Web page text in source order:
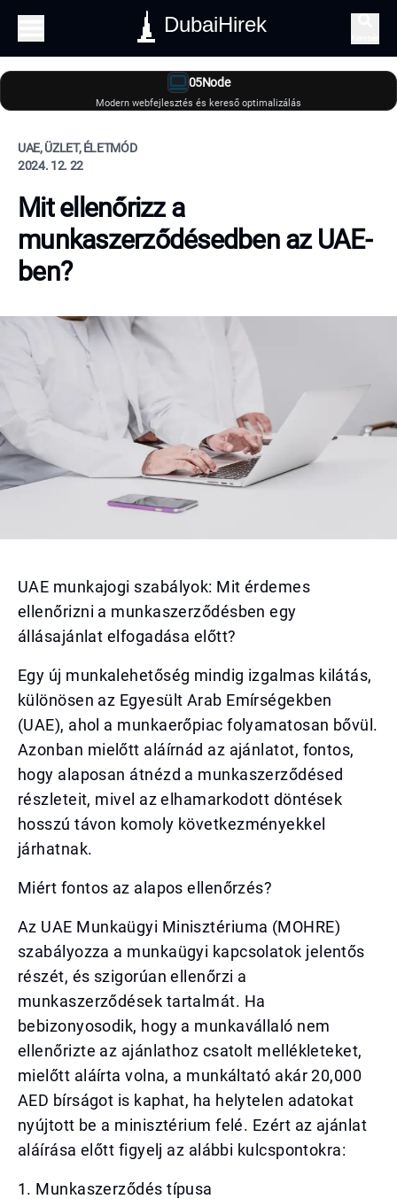
DubaiHirek
05Node
Modern webfejlesztés és kereső optimalizálás
UAE, ÜZLET, ÉLETMÓD
2024. 12. 22
Mit ellenőrizz a
munkaszerződésedben az UAE-
ben?
UAE munkajogi szabályok: Mit érdemes
ellenőrizni a munkaszerződésben egy
állásajánlat elfogadása előtt?
Egy új munkalehetőség mindig izgalmas kilátás,
különösen az Egyesült Arab Emírségekben
(UAE), ahol a munkaerőpiac folyamatosan bővül.
Azonban mielőtt aláírnád az ajánlatot, fontos,
hogy alaposan átnézd a munkaszerződésed
részleteit, mivel az elhamarkodott döntések
hosszú távon komoly következményekkel
járhatnak.
Miért fontos az alapos ellenőrzés?
Az UAE Munkaügyi Minisztériuma (MOHRE)
szabályozza a munkaügyi kapcsolatok jelentős
részét, és szigorúan ellenőrzi a
munkaszerződések tartalmát. Ha
bebizonyosodik, hogy a munkavállaló nem
ellenőrizte az ajánlathoz csatolt mellékleteket,
mielőtt aláírta volna, a munkáltató akár 20,000
AED bírságot is kaphat, ha helytelen adatokat
nyújtott be a minisztérium felé. Ezért az ajánlat
aláírása előtt figyelj az alábbi kulcspontokra:
1. Munkaszerződés típusa